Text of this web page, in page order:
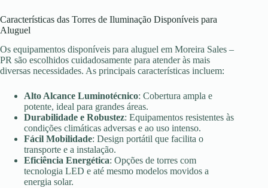
Características das Torres de Iluminação Disponíveis para
Aluguel
Os equipamentos disponíveis para aluguel em Moreira Sales –
PR são escolhidos cuidadosamente para atender às mais
diversas necessidades. As principais características incluem:
Alto Alcance Luminotécnico: Cobertura ampla e
potente, ideal para grandes áreas.
Durabilidade e Robustez: Equipamentos resistentes às
condições climáticas adversas e ao uso intenso.
Fácil Mobilidade: Design portátil que facilita o
transporte e a instalação.
Eficiência Energética: Opções de torres com
tecnologia LED e até mesmo modelos movidos a
energia solar.